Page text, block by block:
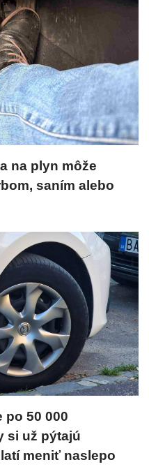
na plyn môže
saním alebo
50 000
si už pýtajú
meniť naslepo